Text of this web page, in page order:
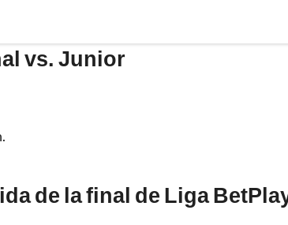
vs. Junior
de la final de Liga